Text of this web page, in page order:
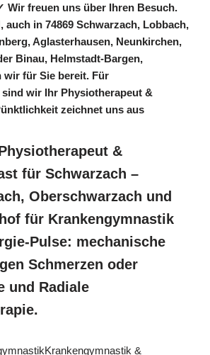
Wir freuen uns über Ihren Besuch.
in 74869 Schwarzach, Lobbach,
Aglasterhausen, Neunkirchen,
Binau, Helmstadt-Bargen,
wir für Sie bereit. Für
wir Ihr Physiotherapeut &
zeichnet uns aus
&
für Schwarzach –
Oberschwarzach und
für Krankengymnastik
Pulse: mechanische
Schmerzen oder
und Radiale
&